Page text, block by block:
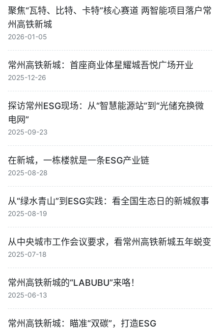
聚焦“瓦特、比特、卡特”核心赛道 两智能项目落户常
州高铁新城
2026-01-05
常州高铁新城：首座商业体星耀城吾悦广场开业
2025-12-26
探访常州ESG现场：从“智慧能源站”到“光储充换微
电网”
2025-09-23
在新城，一栋楼就是一条ESG产业链​
2025-08-28
从“绿水青山”到ESG实践：看全国生态日的新城叙事
2025-08-19
从中央城市工作会议要求，看常州高铁新城五年蜕变
2025-07-18
常州高铁新城的“LABUBU”来咯！
2025-06-13
常州高铁新城：瞄准“双碳”，打造ESG